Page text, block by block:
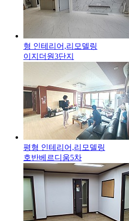
형 인테리어,리모델링
이지더원3단지
평형 인테리어,리모델링
호반베르디움5차